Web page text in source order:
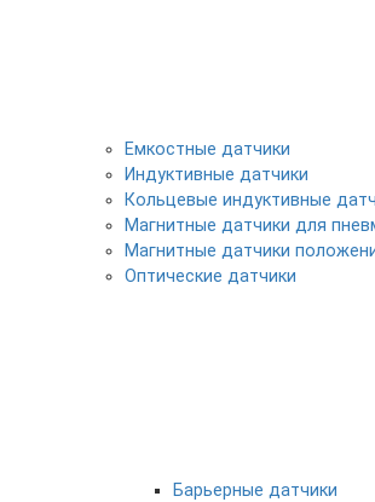
Емкостные датчики
Индуктивные датчики
Кольцевые индуктивные
Магнитные датчики для
Магнитные датчики
Оптические датчики
Барьерные датчики